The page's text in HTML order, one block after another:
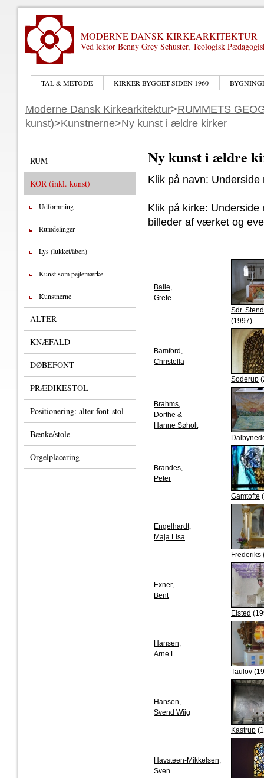
MODERNE DANSK KIRKEARKITEKTUR
Ved lektor Benny Grey Schuster, Teologisk
TAL & METODE KIRKER BYGGET SIDEN 1960
Moderne Dansk Kirkearkitektur>RUMMETS
kunst)>Kunstnerne>Ny kunst i ældre kirker
RUM
KOR (inkl. kunst)
Udformning
Rumdelinger
Lys (lukket/åben)
Kunst som pejlemærke
Kunstnerne
ALTER
KNÆFALD
DØBEFONT
PRÆDIKESTOL
Positionering: alter-font-stol
Bænke/stole
Orgelplacering
Ny kunst i ældre
Klik på navn:
Klik på kirke:
billeder af værket og
Balle,
Grete
Sdr.
(1997)
Bamford,
Christella
Soderup
Brahms,
Dorthe &
Hanne Søholt
Brandes,
Peter
Gamtofte
Engelhardt,
Maja Lisa
Frederiks
Exner,
Bent
Elsted
Hansen,
Arne L.
Taulov
Hansen,
Svend Wiig
Kastrup
Havsteen-Mikkelsen,
Sven